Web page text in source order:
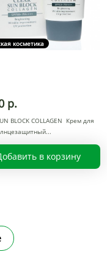
косметика
р.
BLOCK COLLAGEN Крем для
в корзину